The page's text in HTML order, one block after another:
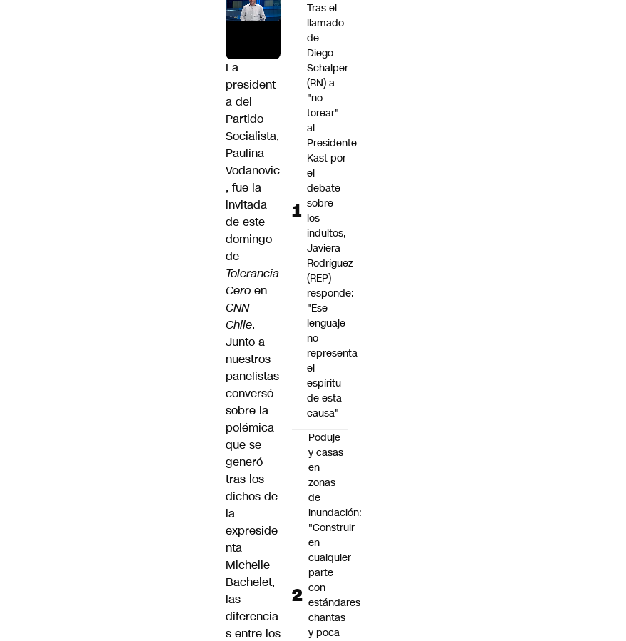
La
president
a del
Partido
Socialista,
Paulina
Vodanovic
, fue la
invitada
de este
domingo
de
Tolerancia
Cero en
CNN
Chile.
Junto a
nuestros
panelistas
conversó
sobre la
polémica
que se
generó
tras los
dichos de
la
expreside
nta
Michelle
Bachelet,
las
diferencia
s entre los
Tras el
llamado
de
Diego
Schalper
(RN) a
"no
torear"
al
Presidente
Kast por
el
debate
sobre
los
indultos,
Javiera
Rodríguez
(REP)
responde:
"Ese
lenguaje
no
representa
el
espíritu
de esta
causa"
Poduje
y casas
en
zonas
de
inundación:
"Construir
en
cualquier
parte
con
estándares
chantas
y poca